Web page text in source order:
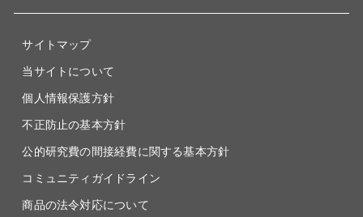
サイトマップ
当サイトについて
個人情報保護方針
不正防止の基本方針
公的研究費の間接経費に関する基本方針
コミュニティガイドライン
商品の法令対応について